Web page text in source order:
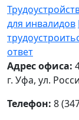
для инвалидов
ответ
Адрес офиса:
г. Уфа, ул.
Телефон: 8